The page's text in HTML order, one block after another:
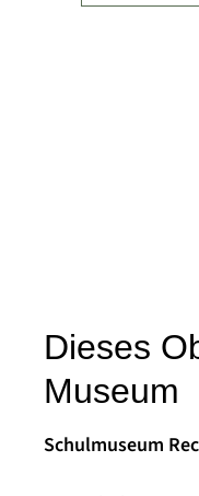
Dieses
Museum
Schulmuseum